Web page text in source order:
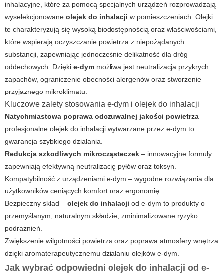
inhalacyjne, które za pomocą specjalnych urządzeń rozprowadzają
wyselekcjonowane olejek do inhalacji w pomieszczeniach. Olejki
te charakteryzują się wysoką biodostępnością oraz właściwościami,
które wspierają oczyszczanie powietrza z niepożądanych
substancji, zapewniając jednocześnie delikatność dla dróg
oddechowych. Dzięki e-dym możliwa jest neutralizacja przykrych
zapachów, ograniczenie obecności alergenów oraz stworzenie
przyjaznego mikroklimatu.
Kluczowe zalety stosowania e-dym i olejek do inhalacji
Natychmiastowa poprawa odczuwalnej jakości powietrza –
profesjonalne olejek do inhalacji wytwarzane przez e-dym to
gwarancja szybkiego działania.
Redukcja szkodliwych mikrocząsteczek – innowacyjne formuły
zapewniają efektywną neutralizację pyłów oraz toksyn.
Kompatybilność z urządzeniami e-dym – wygodne rozwiązania dla
użytkowników ceniących komfort oraz ergonomię.
Bezpieczny skład – olejek do inhalacji od e-dym to produkty o
przemyślanym, naturalnym składzie, zminimalizowane ryzyko
podrażnień.
Zwiększenie wilgotności powietrza oraz poprawa atmosfery wnętrza
dzięki aromaterapeutycznemu działaniu olejków e-dym.
Jak wybrać odpowiedni olejek do inhalacji od e-